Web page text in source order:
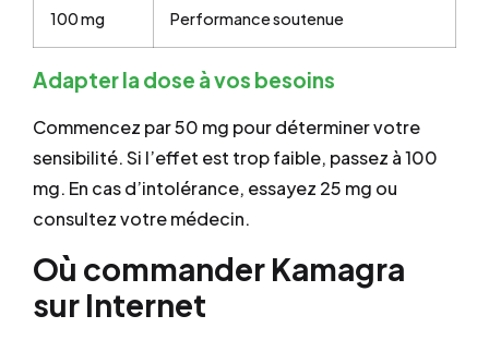
100 mg Performance soutenue
Adapter la dose à vos besoins
Commencez par 50 mg pour déterminer votre
sensibilité. Si l’effet est trop faible, passez à 100
mg. En cas d’intolérance, essayez 25 mg ou
consultez votre médecin.
Où commander Kamagra
sur Internet